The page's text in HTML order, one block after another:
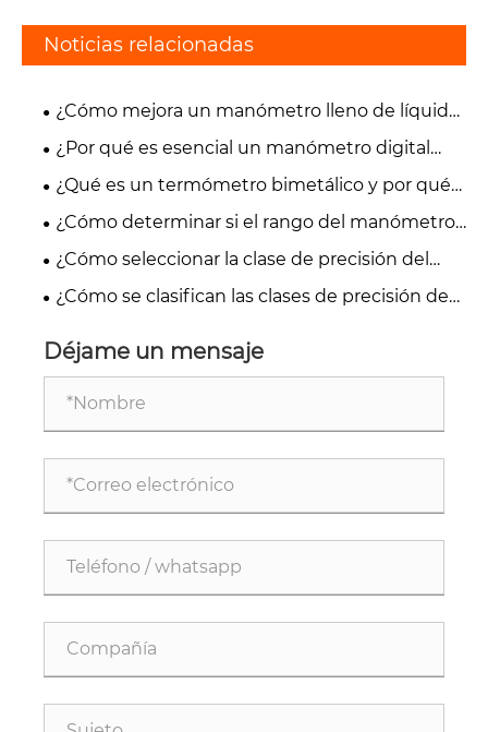
Noticias relacionadas
¿Cómo mejora un manómetro lleno de líquido
la precisión de la medición?
¿Por qué es esencial un manómetro digital
para una medición precisa de la presión?
¿Qué es un termómetro bimetálico y por qué
es esencial para la medición de temperatura
industrial?
¿Cómo determinar si el rango del manómetro
es el adecuado?
¿Cómo seleccionar la clase de precisión del
manómetro adecuada para un escenario de
aplicación específico?
¿Cómo se clasifican las clases de precisión de
Déjame un mensaje